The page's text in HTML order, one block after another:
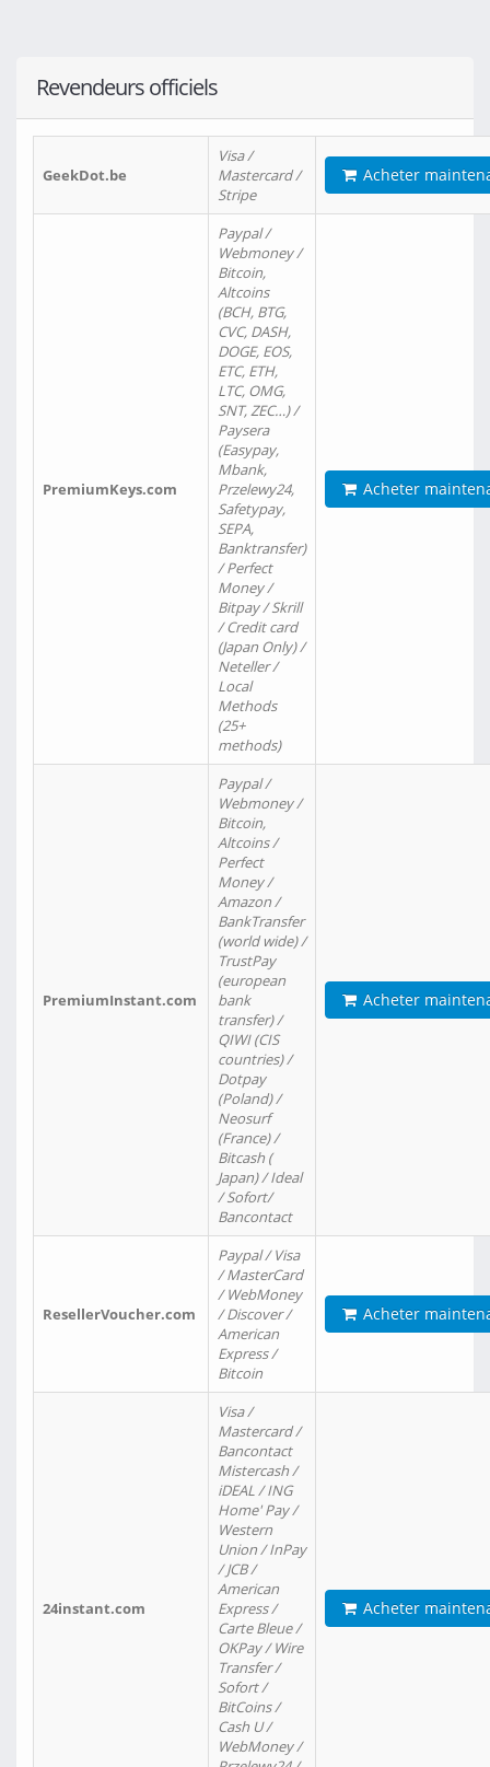
Revendeurs officiels
GeekDot.be
Visa /
Mastercard /
Stripe
Acheter
PremiumKeys.com
Paypal /
Webmoney /
Bitcoin,
Altcoins
(BCH, BTG,
CVC, DASH,
DOGE, EOS,
ETC, ETH,
LTC, OMG,
SNT, ZEC…) /
Paysera
(Easypay,
Mbank,
Przelewy24,
Safetypay,
SEPA,
Banktransfer)
/ Perfect
Money /
Bitpay / Skrill
/ Credit card
(Japan Only) /
Neteller /
Local
Methods
(25+
methods)
Acheter
PremiumInstant.com
Paypal /
Webmoney /
Bitcoin,
Altcoins /
Perfect
Money /
Amazon /
BankTransfer
(world wide) /
TrustPay
(european
bank
transfer) /
QIWI (CIS
countries) /
Dotpay
(Poland) /
Neosurf
(France) /
Bitcash (
Japan) / Ideal
/ Sofort/
Bancontact
Acheter
ResellerVoucher.com
Paypal / Visa
/ MasterCard
/ WebMoney
/ Discover /
American
Express /
Bitcoin
Acheter
24instant.com
Visa /
Mastercard /
Bancontact
Mistercash /
iDEAL / ING
Home' Pay /
Western
Union / InPay
/ JCB /
American
Express /
Carte Bleue /
OKPay / Wire
Transfer /
Sofort /
BitCoins /
Cash U /
WebMoney /
Acheter